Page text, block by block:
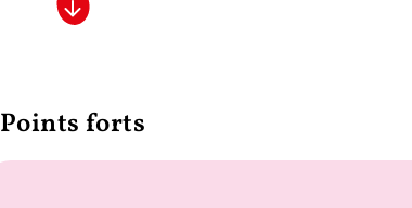
Points forts